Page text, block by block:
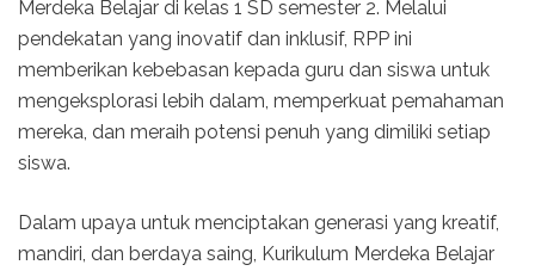
Merdeka Belajar di kelas 1 SD semester 2. Melalui
pendekatan yang inovatif dan inklusif, RPP ini
memberikan kebebasan kepada guru dan siswa untuk
mengeksplorasi lebih dalam, memperkuat pemahaman
mereka, dan meraih potensi penuh yang dimiliki setiap
siswa.
Dalam upaya untuk menciptakan generasi yang kreatif,
mandiri, dan berdaya saing, Kurikulum Merdeka Belajar